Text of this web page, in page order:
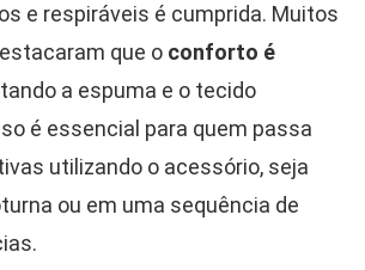
e respiráveis é cumprida. Muitos
que o conforto é
a espuma e o tecido
é essencial para quem passa
utilizando o acessório, seja
ou em uma sequência de